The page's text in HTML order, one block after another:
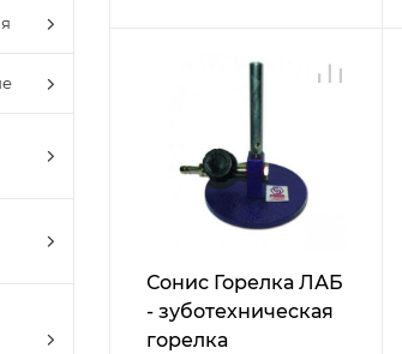
Сонис Горелка ЛАБ
- зуботехническая
горелка